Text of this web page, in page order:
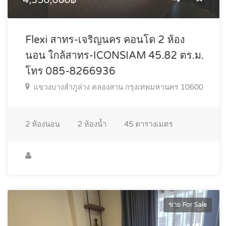
Flexi สาทร-เจริญนคร คอนโด 2 ห้อง
นอน ใกล้สาทร-ICONSIAM 45.82 ตร.ม.
โทร 085-8266936
แขวงบางลำภูล่าง คลองสาน กรุงเทพมหานคร 10600
2 ห้องนอน 2 ห้องน้ำ 45 ตารางเมตร
ขาย For Sale